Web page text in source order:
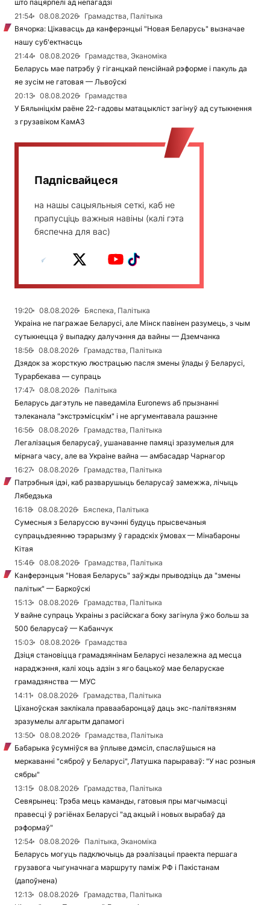
што пацярпелі ад непагадзі
21:54
08.08.2026
Грамадства, Палітыка
Вячорка: Цікавасць да канферэнцыі "Новая Беларусь" вызначае
нашу суб'ектнасць
21:44
08.08.2026
Грамадства, Эканоміка
Беларусь мае патрэбу ў гіганцкай пенсійнай рэформе і пакуль да
яе зусім не гатовая — Львоўскі
20:13
08.08.2026
Грамадства
У Бялыніцкім раёне 22-гадовы матацыкліст загінуў ад сутыкнення
з грузавіком КамАЗ
Падпісвайцеся
на нашы сацыяльныя сеткі, каб не
прапусціць важныя навіны (калі гэта
бяспечна для вас)
19:20 08.08.2026
Бяспека, Палітыка
Украіна не пагражае Беларусі, але Мінск павінен разумець, з чым
сутыкнецца ў выпадку далучэння да вайны — Дземчанка
18:56
08.08.2026
Грамадства, Палітыка
Дзядок за жорсткую люстрацыю пасля змены ўлады ў Беларусі,
Турарбекава — супраць
17:47
08.08.2026
Палітыка
Беларусь дагэтуль не паведаміла Euronews аб прызнанні
тэлеканала "экстрэмісцкім" і не аргументавала рашэнне
16:56
08.08.2026
Грамадства, Палітыка
Легалізацыя беларусаў, ушанаванне памяці зразумелыя для
мірнага часу, але ва Украіне вайна — амбасадар Чарнагор
16:27
08.08.2026
Грамадства, Палітыка
Патрэбныя ідэі, каб разварушыць беларусаў замежжа, лічыць
Лябедзька
16:18
08.08.2026
Бяспека, Палітыка
Сумесныя з Беларуссю вучэнні будуць прысвечаныя
супрацьдзеянню тэрарызму ў гарадскіх ўмовах — Мінабароны
Кітая
15:46
08.08.2026
Грамадства, Палітыка
Канферэнцыя "Новая Беларусь" заўжды прыводзіць да "змены
палітык" — Баркоўскі
15:13
08.08.2026
Грамадства, Палітыка
У вайне супраць Украіны з расійскага боку загінула ўжо больш за
500 беларусаў — Кабанчук
15:03
08.08.2026
Грамадства
Дзіця становіцца грамадзянінам Беларусі незалежна ад месца
нараджэння, калі хоць адзін з яго бацькоў мае беларускае
грамадзянства — МУС
14:11
08.08.2026
Грамадства, Палітыка
Ціханоўская заклікала праваабаронцаў даць экс-палітвязням
зразумелы алгарытм дапамогі
13:50
08.08.2026
Грамадства, Палітыка
Бабарыка ўсумніўся ва ўплыве дэмсіл, спаслаўшыся на
меркаванні "сяброў у Беларусі", Латушка парыраваў: "У нас розныя
сябры"
13:15
08.08.2026
Грамадства, Палітыка
Севярынец: Трэба мець каманды, гатовыя пры магчымасці
правесці ў рэгіёнах Беларусі "ад акцый і новых вырабаў да
рэформаў"
12:54
08.08.2026
Палітыка, Эканоміка
Беларусь могуць падключыць да рэалізацыі праекта першага
грузавога чыгуначнага маршруту паміж РФ і Пакістанам
(дапоўнена)
12:13
08.08.2026
Грамадства, Палітыка